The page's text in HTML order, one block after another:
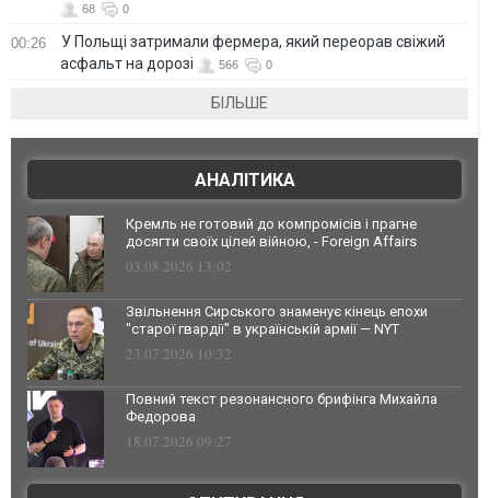
68 0
00:26
У Польщі затримали фермера, який переорав свіжий
асфальт на дорозі
566 0
БІЛЬШЕ
АНАЛІТИКА
Кремль не готовий до компромісів і прагне
досягти своїх цілей війною, - Foreign Affairs
03.08.2026 13:02
Звільнення Сирського знаменує кінець епохи
"старої гвардії" в українській армії — NYT
23.07.2026 10:32
Повний текст резонансного брифінга Михайла
Федорова
18.07.2026 09:27